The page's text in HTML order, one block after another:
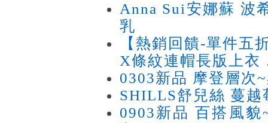
Anna Sui安娜蘇 波
乳
【熱銷回饋-單件五
X條紋連帽長版上衣
0303新品 摩登層次
SHILLS舒兒絲 蔓
0903新品 百搭風